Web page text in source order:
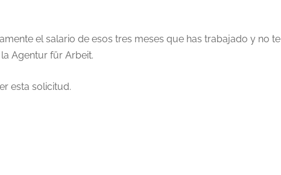
el salario de esos tres meses que has trabajado y no te
Agentur für Arbeit.
esta solicitud.